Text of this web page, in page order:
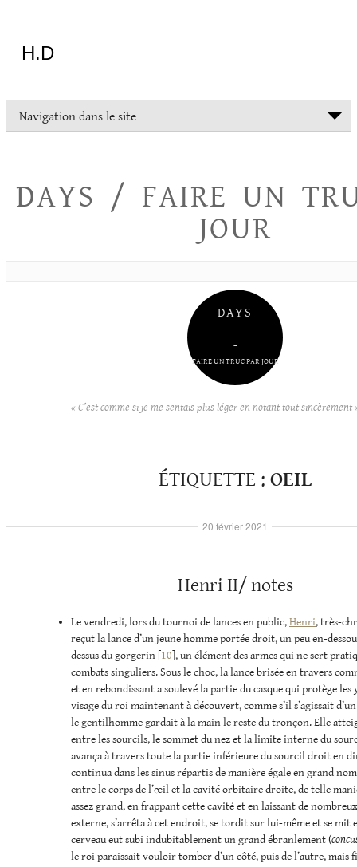
H.D
tout
essayer
Navigation dans le site
DAYS / FAIRE UN
JOUR
DAYS
–
FAIRE UN TRUC PAR JOUR
« C’est comme si je me sentais plus léger en notant tout sincèrement
ÉTIQUETTE : OEIL
Henri II/ notes
Le vendredi, lors du tournoi de lances en public,Henri, très-
reçut la lance d’un jeune homme portée droit, un peu en-
dessus du gorgerin [ 10 ], un élément des armes qui ne sert
combats singuliers. Sous le choc, la lance brisée en travers
et en rebondissant a soulevé la partie du casque qui protège
visage du roi maintenant à découvert, comme s’il s’agissait
le gentilhomme gardait à la main le reste du tronçon. Elle
entre les sourcils, le sommet du nez et la limite interne du
avança à travers toute la partie inférieure du sourcil droit en
continua dans les sinus répartis de manière égale en grand
entre le corps de l’œil et la cavité orbitaire droite, de telle
assez grand, en frappant cette cavité et en laissant de
externe, s’arrêta à cet endroit, se tordit sur lui-même et se mit
cerveau eut subi indubitablement un grand ébranlement (
le roi paraissait vouloir tomber d’un côté, puis de l’autre,
20 février 2021